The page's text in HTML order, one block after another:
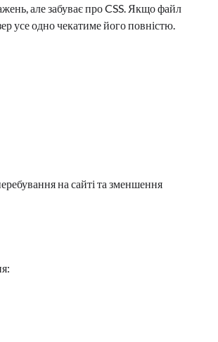
але забуває про CSS. Якщо файл
усе одно чекатиме його повністю.
на сайті та зменшення